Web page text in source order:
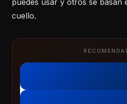
puedes usar y otros se basan
cuello.